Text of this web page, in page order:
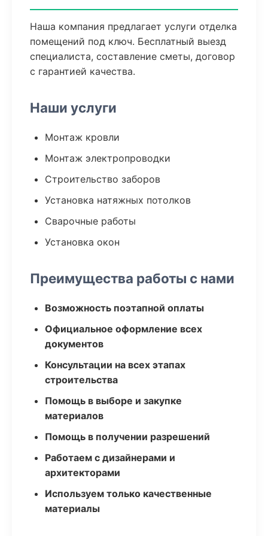
Наша компания предлагает услуги отделка
помещений под ключ. Бесплатный выезд
специалиста, составление сметы, договор
с гарантией качества.
Наши услуги
Монтаж кровли
Монтаж электропроводки
Строительство заборов
Установка натяжных потолков
Сварочные работы
Установка окон
Преимущества работы с нами
Возможность поэтапной оплаты
Официальное оформление всех
документов
Консультации на всех этапах
строительства
Помощь в выборе и закупке
материалов
Помощь в получении разрешений
Работаем с дизайнерами и
архитекторами
Используем только качественные
материалы